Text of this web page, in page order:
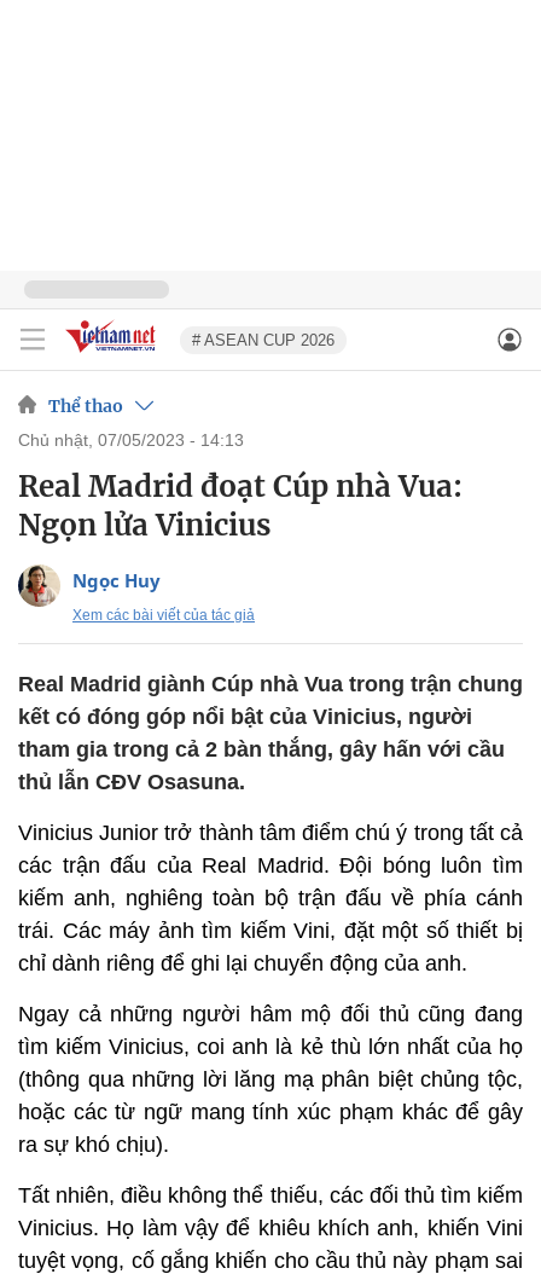
# ASEAN CUP 2026
Thể thao
chủ nhật, 07/05/2023 - 14:13
Real Madrid đoạt Cúp nhà Vua:
Ngọn lửa Vinicius
Ngọc Huy
Xem các bài viết của tác giả
Real Madrid giành Cúp nhà Vua trong trận chung
kết có đóng góp nổi bật của Vinicius, người
tham gia trong cả 2 bàn thắng, gây hấn với cầu
thủ lẫn CĐV Osasuna.
Vinicius Junior trở thành tâm điểm chú ý trong tất cả
các trận đấu của Real Madrid. Đội bóng luôn tìm
kiếm anh, nghiêng toàn bộ trận đấu về phía cánh
trái. Các máy ảnh tìm kiếm Vini, đặt một số thiết bị
chỉ dành riêng để ghi lại chuyển động của anh.
Ngay cả những người hâm mộ đối thủ cũng đang
tìm kiếm Vinicius, coi anh là kẻ thù lớn nhất của họ
(thông qua những lời lăng mạ phân biệt chủng tộc,
hoặc các từ ngữ mang tính xúc phạm khác để gây
ra sự khó chịu).
Tất nhiên, điều không thể thiếu, các đối thủ tìm kiếm
Vinicius. Họ làm vậy để khiêu khích anh, khiến Vini
tuyệt vọng, cố gắng khiến cho cầu thủ này phạm sai